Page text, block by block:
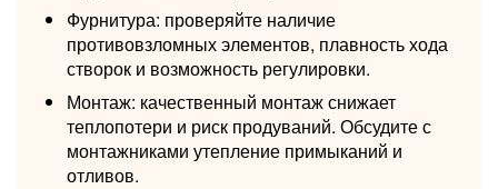
Фурнитура: проверяйте наличие
противовзломных элементов, плавность хода
створок и возможность регулировки.
Монтаж: качественный монтаж снижает
теплопотери и риск продуваний. Обсудите с
монтажниками утепление примыканий и
отливов.